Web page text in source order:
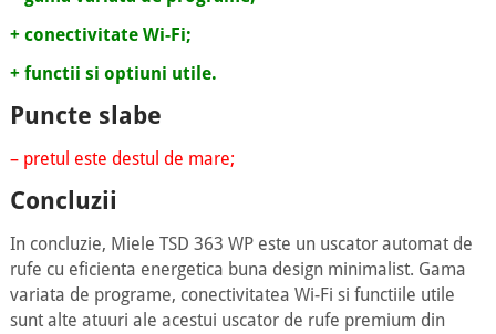
+ conectivitate Wi-Fi;
+ functii si optiuni utile.
Puncte slabe
– pretul este destul de mare;
Concluzii
In concluzie, Miele TSD 363 WP este un uscator automat de
rufe cu eficienta energetica buna design minimalist. Gama
variata de programe, conectivitatea Wi-Fi si functiile utile
sunt alte atuuri ale acestui uscator de rufe premium din